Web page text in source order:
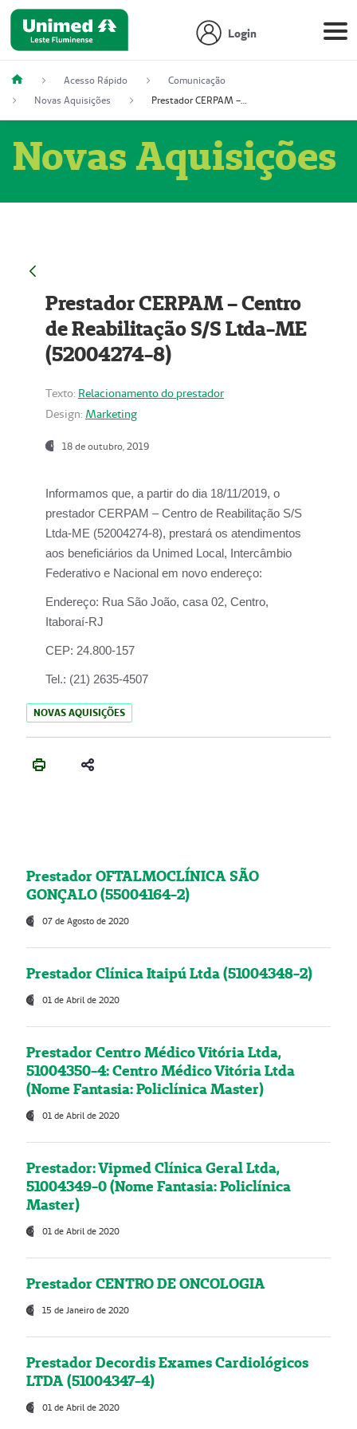
Login
Acesso Rápido
Comunicação
Novas Aquisições
Prestador CERPAM – Centro de Reabilitação S/S Ltda-ME (52004274-8)
Novas Aquisições
Prestador CERPAM – Centro
de Reabilitação S/S Ltda-ME
(52004274-8)
Texto: Relacionamento do prestador
Design: Marketing
18 de outubro, 2019
Informamos que, a partir do dia 18/11/2019, o
prestador CERPAM – Centro de Reabilitação S/S
Ltda-ME (52004274-8), prestará os atendimentos
aos beneficiários da Unimed Local, Intercâmbio
Federativo e Nacional em novo endereço:
Endereço: Rua São João, casa 02, Centro,
Itaboraí-RJ
CEP: 24.800-157
Tel.: (21) 2635-4507
NOVAS AQUISIÇÕES
Prestador OFTALMOCLÍNICA SÃO
GONÇALO (55004164-2)
07 de Agosto de 2020
Prestador Clínica Itaipú Ltda (51004348-2)
01 de Abril de 2020
Prestador Centro Médico Vitória Ltda,
51004350-4: Centro Médico Vitória Ltda
(Nome Fantasia: Policlínica Master)
01 de Abril de 2020
Prestador: Vipmed Clínica Geral Ltda,
51004349-0 (Nome Fantasia: Policlínica
Master)
01 de Abril de 2020
Prestador CENTRO DE ONCOLOGIA
15 de Janeiro de 2020
Prestador Decordis Exames Cardiológicos
LTDA (51004347-4)
01 de Abril de 2020